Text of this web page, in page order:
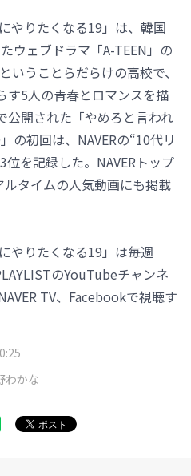
やりたくなる19」は、韓国
ウェブドラマ「A-TEEN」の
いうことらだらけの高校で、
す5人の青春とロマンスを描
公開された「やめろと言われ
の初回は、NAVERの“10代リ
を記録した。NAVERトップ
タイムの人気動画にも掲載
やりたくなる19」は毎週
のYouTubeチャンネ
TV、Facebookで視聴す
わかな